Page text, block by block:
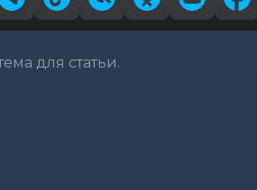
для статьи.